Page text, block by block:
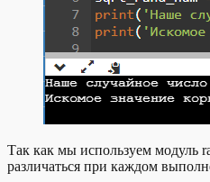
Так как мы используем модуль
различаться при каждом